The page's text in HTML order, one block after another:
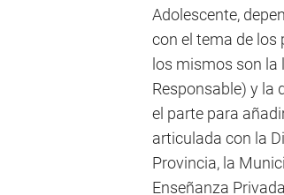
Adolescente,
con el tema de los
los mismos son la
Responsable) y la
el parte para
articulada con la
Provincia, la
Enseñanza